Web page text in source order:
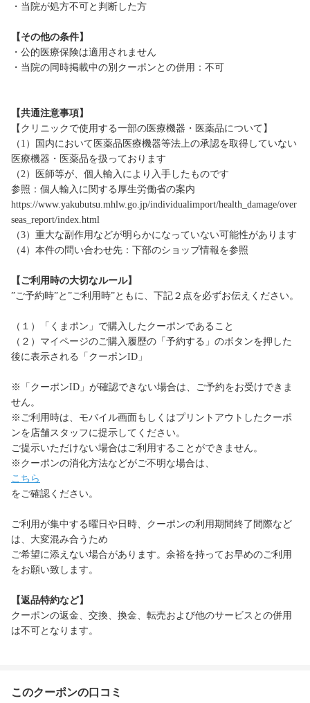
・当院が処方不可と判断した方
【その他の条件】
・公的医療保険は適用されません
・当院の同時掲載中の別クーポンとの併用：不可
【共通注意事項】
【クリニックで使用する一部の医療機器・医薬品について】
（1）国内において医薬品医療機器等法上の承認を取得していない
医療機器・医薬品を扱っております
（2）医師等が、個人輸入により入手したものです
参照：個人輸入に関する厚生労働省の案内
https://www.yakubutsu.mhlw.go.jp/individualimport/health_damage/over
seas_report/index.html
（3）重大な副作用などが明らかになっていない可能性があります
（4）本件の問い合わせ先：下部のショップ情報を参照
【ご利用時の大切なルール】
”ご予約時”と”ご利用時”ともに、下記２点を必ずお伝えください。
（１）「くまポン」で購入したクーポンであること
（２）マイページのご購入履歴の「予約する」のボタンを押した
後に表示される「クーポンID」
※「クーポンID」が確認できない場合は、ご予約をお受けできま
せん。
※ご利用時は、モバイル画面もしくはプリントアウトしたクーポ
ンを店舗スタッフに提示してください。
ご提示いただけない場合はご利用することができません。
※クーポンの消化方法などがご不明な場合は、
こちら
をご確認ください。
ご利用が集中する曜日や日時、クーポンの利用期間終了間際など
は、大変混み合うため
ご希望に添えない場合があります。余裕を持ってお早めのご利用
をお願い致します。
【返品特約など】
クーポンの返金、交換、換金、転売および他のサービスとの併用
は不可となります。
このクーポンの口コミ